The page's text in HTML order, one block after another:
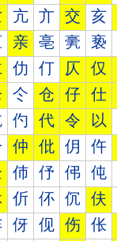
亢 亣 交 亥
亲 亳 亴 亵
仂 仃 仄 仅
仒 仓 仔 仕
仢 代 令 以
仲 仳 仴 仵
伂 伃 伄 伅
伒 伓 伔 伕
伢 伣 伤 伥